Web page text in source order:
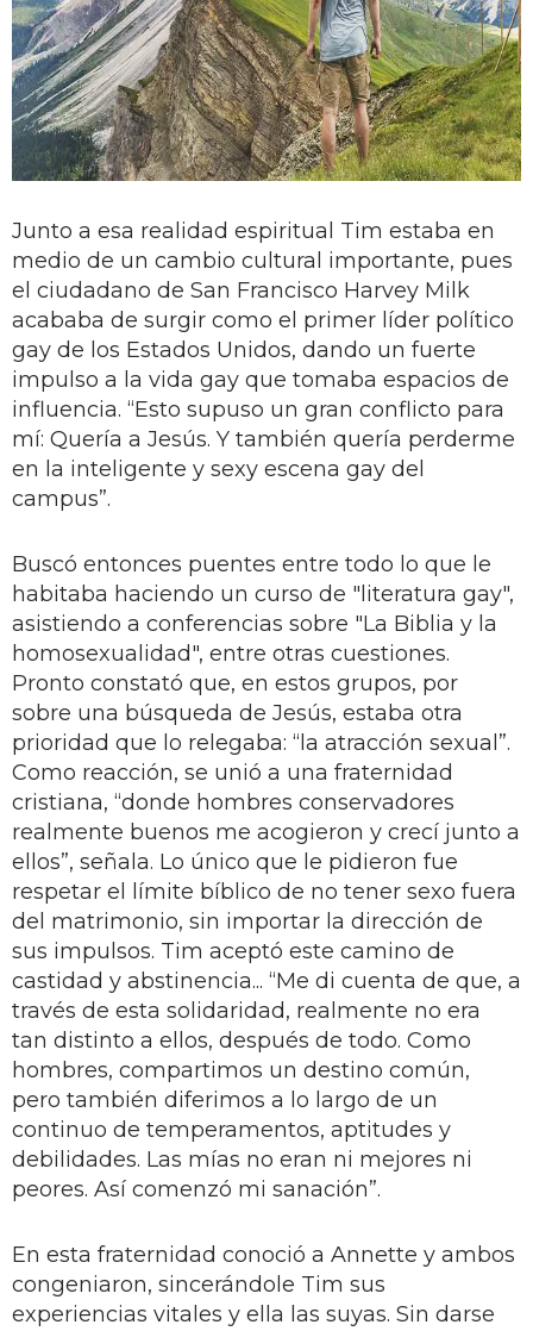
Junto a esa realidad espiritual Tim estaba en
medio de un cambio cultural importante, pues
el ciudadano de San Francisco Harvey Milk
acababa de surgir como el primer líder político
gay de los Estados Unidos, dando un fuerte
impulso a la vida gay que tomaba espacios de
influencia. “Esto supuso un gran conflicto para
mí: Quería a Jesús. Y también quería perderme
en la inteligente y sexy escena gay del
campus”.
Buscó entonces puentes entre todo lo que le
habitaba haciendo un curso de "literatura gay",
asistiendo a conferencias sobre "La Biblia y la
homosexualidad", entre otras cuestiones.
Pronto constató que, en estos grupos, por
sobre una búsqueda de Jesús, estaba otra
prioridad que lo relegaba: “la atracción sexual”.
Como reacción, se unió a una fraternidad
cristiana, “donde hombres conservadores
realmente buenos me acogieron y crecí junto a
ellos”, señala. Lo único que le pidieron fue
respetar el límite bíblico de no tener sexo fuera
del matrimonio, sin importar la dirección de
sus impulsos. Tim aceptó este camino de
castidad y abstinencia... “Me di cuenta de que, a
través de esta solidaridad, realmente no era
tan distinto a ellos, después de todo. Como
hombres, compartimos un destino común,
pero también diferimos a lo largo de un
continuo de temperamentos, aptitudes y
debilidades. Las mías no eran ni mejores ni
peores. Así comenzó mi sanación”.
En esta fraternidad conoció a Annette y ambos
congeniaron, sincerándole Tim sus
experiencias vitales y ella las suyas. Sin darse